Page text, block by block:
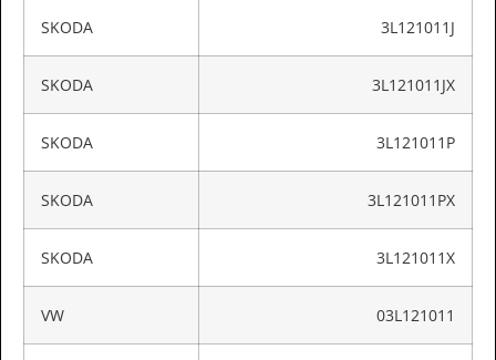
SKODA 3L121011J
SKODA 3L121011JX
SKODA 3L121011P
SKODA 3L121011PX
SKODA 3L121011X
VW 03L121011